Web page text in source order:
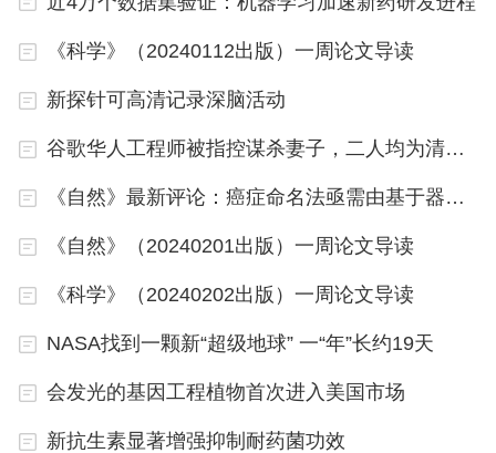
这一大规模行动对环境的影响使其成为国际抗议的目
标。非营利组织加拿大全球森林观察估计，自2000
年以来，该行业已经砍伐或退化了77万公顷的森
比传统石油产生更多的温室气体。储存提炼过程中残
留物的巨大尾矿池已经泄漏，这引起了人们的关注，
尤其是对生活在下游的土著居民。
空气质量通常不会被强调为沥青砂开采的主要问题之
一。研究人员此前已经注意到，焦油砂顺风处的空气
《科学》（20240112出版）一周论文导读
新探针可高清记录深脑活动
谷歌华人工程师被指控谋杀妻子，二人均为清华本科毕业
《自然》最新评论：癌症命名法亟需由基于器官转变为基于分子分类
《自然》（20240201出版）一周论文导读
《科学》（20240202出版）一周论文导读
NASA找到一颗新“超级地球” 一“年”长约19天
会发光的基因工程植物首次进入美国市场
新抗生素显著增强抑制耐药菌功效